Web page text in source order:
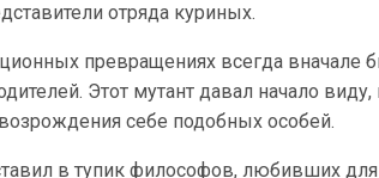
отряда куриных.
превращениях всегда вначале
Этот мутант давал начало виду,
себе подобных особей.
в тупик философов, любивших